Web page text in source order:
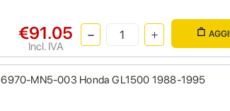
€91.05
Incl. IVA
MN5-003 Honda GL1500 1988-1995